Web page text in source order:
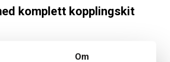
Om
komplett kopplingskit